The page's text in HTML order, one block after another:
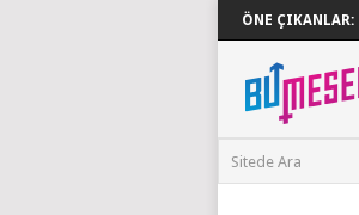
ÖNE ÇIKANLAR: